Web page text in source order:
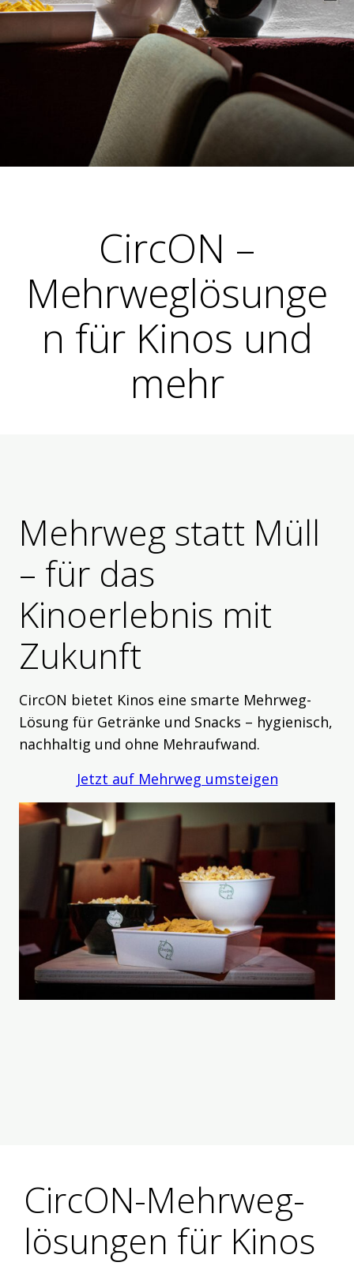
CircON –
Mehrweglösunge
n für Kinos und
mehr
Mehrweg statt Müll
– für das
Kinoerlebnis mit
Zukunft
CircON bietet Kinos eine smarte Mehrweg-
Lösung für Getränke und Snacks – hygienisch,
nachhaltig und ohne Mehraufwand.
Jetzt auf Mehrweg umsteigen
CircON-Mehrweg­
lösungen für Kinos